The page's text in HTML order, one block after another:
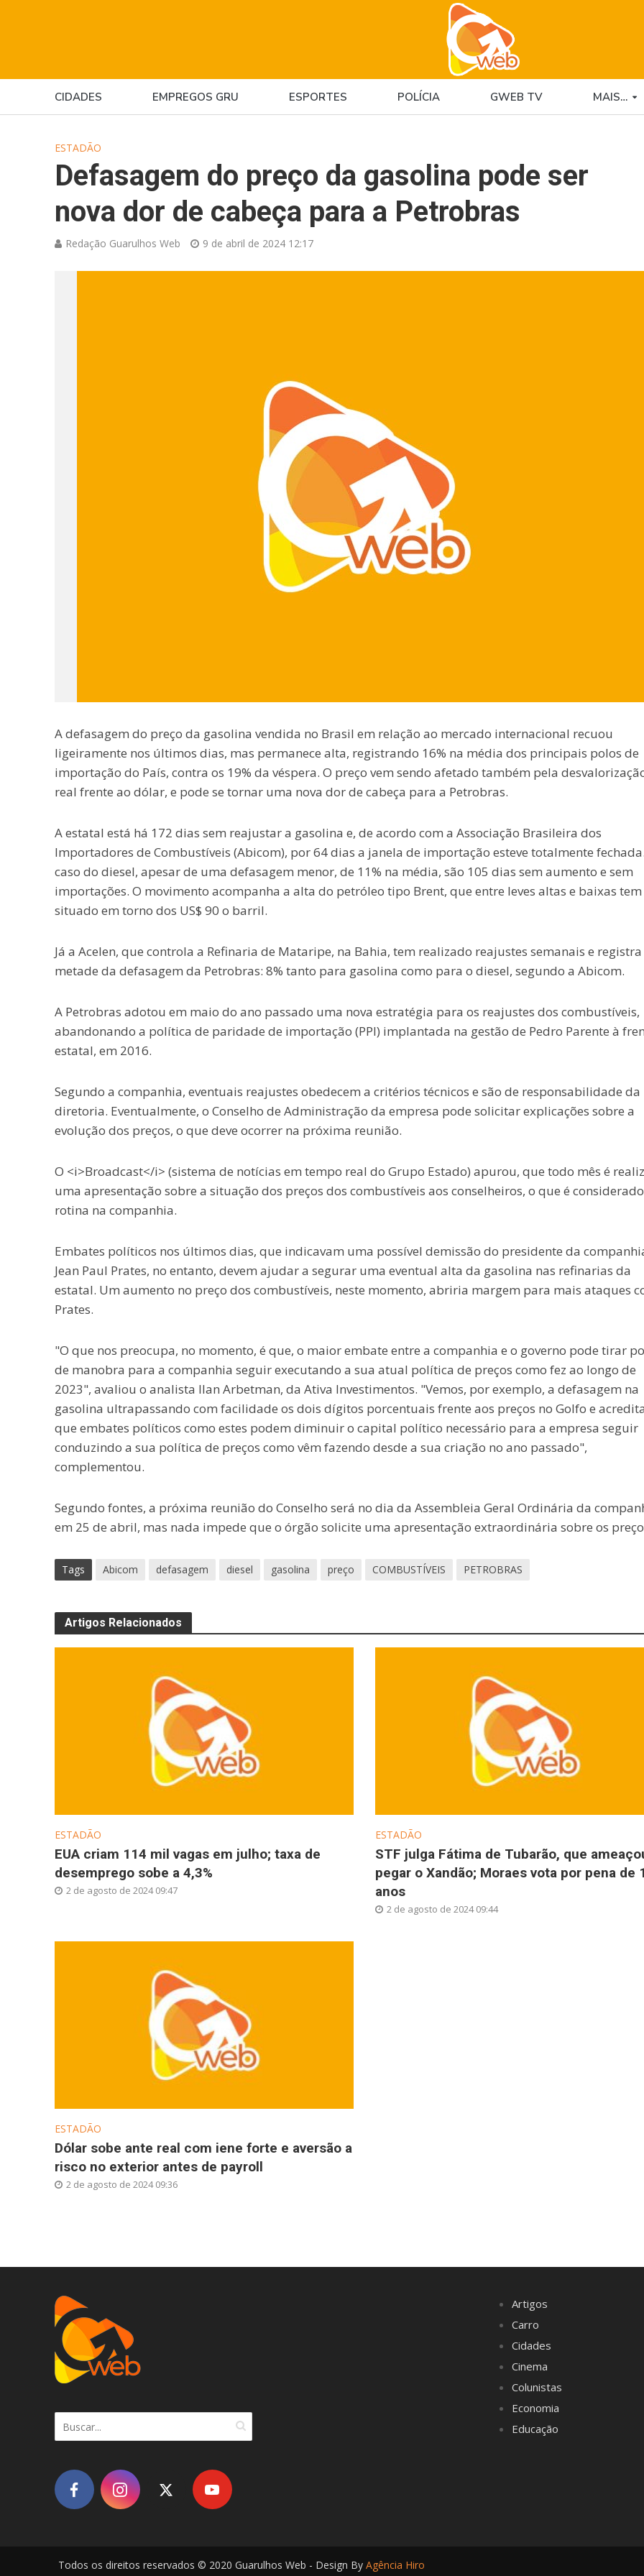
CIDADES EMPREGOS GRU ESPORTES POLÍCIA GWEB TV MAIS…
ESTADÃO
Defasagem do preço da gasolina pode ser
nova dor de cabeça para a Petrobras
Redação Guarulhos Web 9 de abril de 2024 12:17
A defasagem do preço da gasolina vendida no Brasil em relação ao mercado internacional recuou
ligeiramente nos últimos dias, mas permanece alta, registrando 16% na média dos principais polos de
importação do País, contra os 19% da véspera. O preço vem sendo afetado também pela
real frente ao dólar, e pode se tornar uma nova dor de cabeça para a Petrobras.
A estatal está há 172 dias sem reajustar a gasolina e, de acordo com a Associação Brasileira dos
Importadores de Combustíveis (Abicom), por 64 dias a janela de importação esteve totalmente
caso do diesel, apesar de uma defasagem menor, de 11% na média, são 105 dias sem aumento e sem
importações. O movimento acompanha a alta do petróleo tipo Brent, que entre leves altas e baixas tem
situado em torno dos US$ 90 o barril.
Já a Acelen, que controla a Refinaria de Mataripe, na Bahia, tem realizado reajustes semanais e registra
metade da defasagem da Petrobras: 8% tanto para gasolina como para o diesel, segundo a Abicom.
A Petrobras adotou em maio do ano passado uma nova estratégia para os reajustes dos combustíveis,
abandonando a política de paridade de importação (PPI) implantada na gestão de Pedro Parente à
estatal, em 2016.
Segundo a companhia, eventuais reajustes obedecem a critérios técnicos e são de responsabilidade da
diretoria. Eventualmente, o Conselho de Administração da empresa pode solicitar explicações sobre a
evolução dos preços, o que deve ocorrer na próxima reunião.
O <i>Broadcast</i> (sistema de notícias em tempo real do Grupo Estado) apurou, que todo mês é
uma apresentação sobre a situação dos preços dos combustíveis aos conselheiros, o que é considerado
rotina na companhia.
Embates políticos nos últimos dias, que indicavam uma possível demissão do presidente da
Jean Paul Prates, no entanto, devem ajudar a segurar uma eventual alta da gasolina nas refinarias da
estatal. Um aumento no preço dos combustíveis, neste momento, abriria margem para mais ataques
Prates.
"O que nos preocupa, no momento, é que, o maior embate entre a companhia e o governo pode tirar
de manobra para a companhia seguir executando a sua atual política de preços como fez ao longo de
2023", avaliou o analista Ilan Arbetman, da Ativa Investimentos. "Vemos, por exemplo, a defasagem na
gasolina ultrapassando com facilidade os dois dígitos porcentuais frente aos preços no Golfo e
que embates políticos como estes podem diminuir o capital político necessário para a empresa seguir
conduzindo a sua política de preços como vêm fazendo desde a sua criação no ano passado",
complementou.
Segundo fontes, a próxima reunião do Conselho será no dia da Assembleia Geral Ordinária da
em 25 de abril, mas nada impede que o órgão solicite uma apresentação extraordinária sobre os
Tags Abicom defasagem diesel gasolina preço COMBUSTÍVEIS PETROBRAS
Artigos Relacionados
ESTADÃO
EUA criam 114 mil vagas em julho; taxa de
desemprego sobe a 4,3%
2 de agosto de 2024 09:47
ESTADÃO
STF julga Fátima de Tubarão, que
pegar o Xandão; Moraes vota por pena de
anos
2 de agosto de 2024 09:44
ESTADÃO
Dólar sobe ante real com iene forte e aversão a
risco no exterior antes de payroll
2 de agosto de 2024 09:36
Artigos
Carro
Cidades
Cinema
Colunistas
Economia
Educação
Todos os direitos reservados © 2020 Guarulhos Web - Design By Agência Hiro